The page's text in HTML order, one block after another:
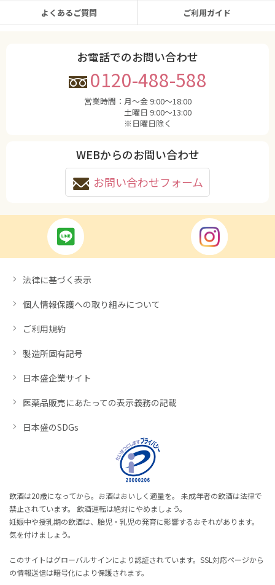
よくあるご質問 ご利用ガイド
お電話でのお問い合わせ
0120-488-588
営業時間： 月〜金 9:00〜18:00
土曜日 9:00〜13:00
※日曜日除く
WEBからのお問い合わせ
お問い合わせフォーム
法律に基づく表示
個人情報保護への取り組みについて
ご利用規約
製造所固有記号
日本盛企業サイト
医薬品販売にあたっての表示義務の記載
日本盛のSDGs
飲酒は20歳になってから。お酒はおいしく適量を。 未成年者の飲酒は法律で
禁止されています。 飲酒運転は絶対にやめましょう。
妊娠中や授乳期の飲酒は、胎児・乳児の発育に影響するおそれがあります。
気を付けましょう。
このサイトはグローバルサインにより認証されています。SSL対応ページから
の情報送信は暗号化により保護されます。